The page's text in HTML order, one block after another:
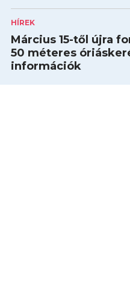
HÍREK
Március 15-től újra
50 méteres
információk